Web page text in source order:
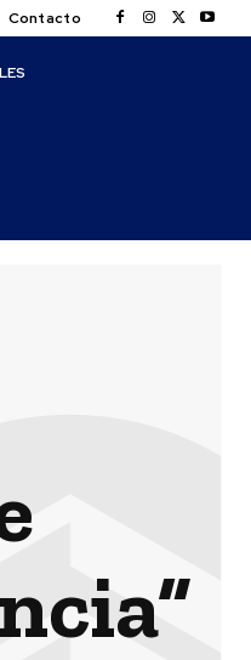
Contacto